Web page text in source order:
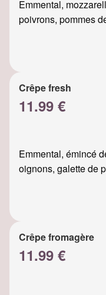
Emmental,
poivrons, pommes
Crêpe fresh
11.99 €
Emmental, émincé
oignons, galette de
Crêpe fromagère
11.99 €